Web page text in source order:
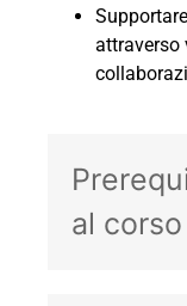
attraverso
al corso